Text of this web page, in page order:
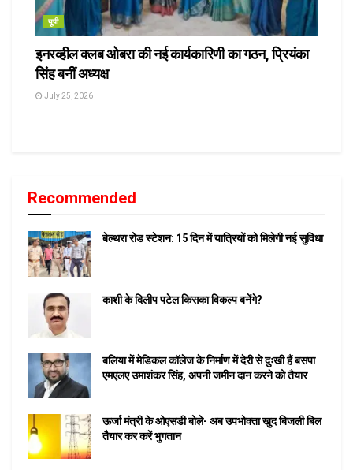
यूपी
इनरव्हील क्लब ओबरा की नई कार्यकारिणी का गठन, प्रियंका
सिंह बनीं अध्यक्ष
July 25, 2026
Recommended
बेल्थरा रोड स्टेशन: 15 दिन में यात्रियों को मिलेगी नई सुविधा
काशी के दिलीप पटेल किसका विकल्प बनेंगे?
बलिया में मेडिकल कॉलेज के निर्माण में देरी से दुःखी हैं बसपा
एमएलए उमाशंकर सिंह, अपनी जमीन दान करने को तैयार
ऊर्जा मंत्री के ओएसडी बोले- अब उपभोक्ता खुद बिजली बिल
तैयार कर करें भुगतान